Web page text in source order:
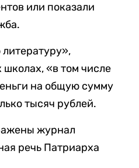
или показали
«в том числе
на общую сумму
тысяч рублей.
журнал
речь Патриарха